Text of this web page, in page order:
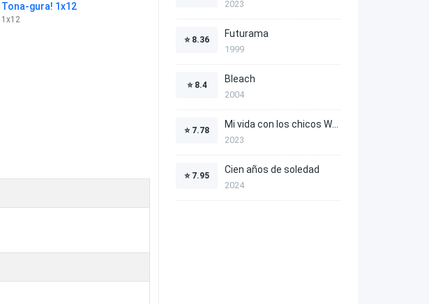
Tona-gura! 1x12
1 x12
2023
⭐ 8.36
Futurama
1999
⭐ 8.4
Bleach
2004
⭐ 7.78
2023
⭐ 7.95
Cien años de soledad
2024